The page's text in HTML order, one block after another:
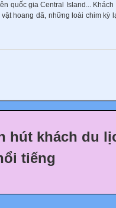
quốc gia Central Island...
hoang dã, những loài chim kỳ
hút khách du
tiếng